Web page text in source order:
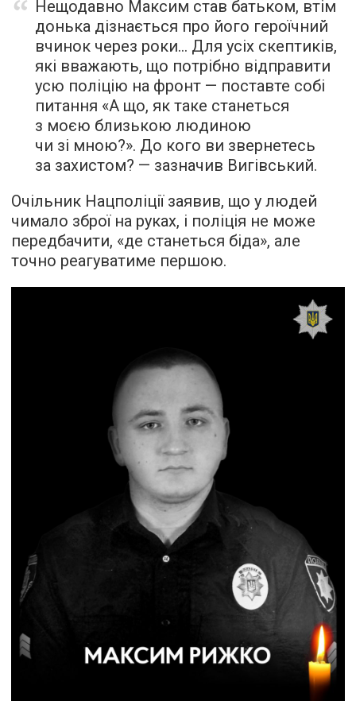
Нещодавно Максим став батьком, втім
донька дізнається про його героїчний
вчинок через роки… Для усіх скептиків,
які вважають, що потрібно відправити
усю поліцію на фронт — поставте собі
питання «А що, як таке станеться
з моєю близькою людиною
чи зі мною?». До кого ви звернетесь
за захистом? — зазначив Вигівський.
Очільник Нацполіції заявив, що у людей
чимало зброї на руках, і поліція не може
передбачити, «де станеться біда», але
точно реагуватиме першою.